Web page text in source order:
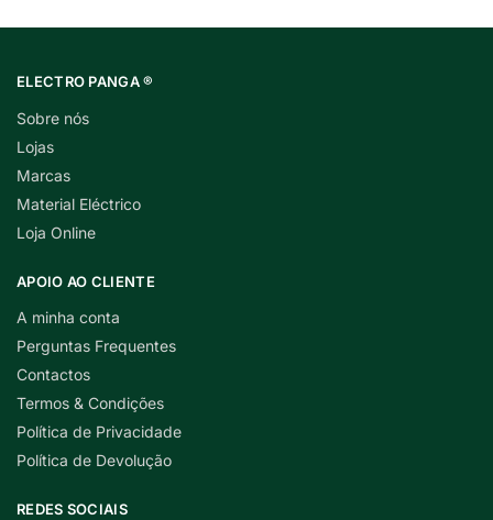
ELECTRO PANGA ®
Sobre nós
Lojas
Marcas
Material Eléctrico
Loja Online
APOIO AO CLIENTE
A minha conta
Perguntas Frequentes
Contactos
Termos & Condições
Política de Privacidade
Política de Devolução
REDES SOCIAIS